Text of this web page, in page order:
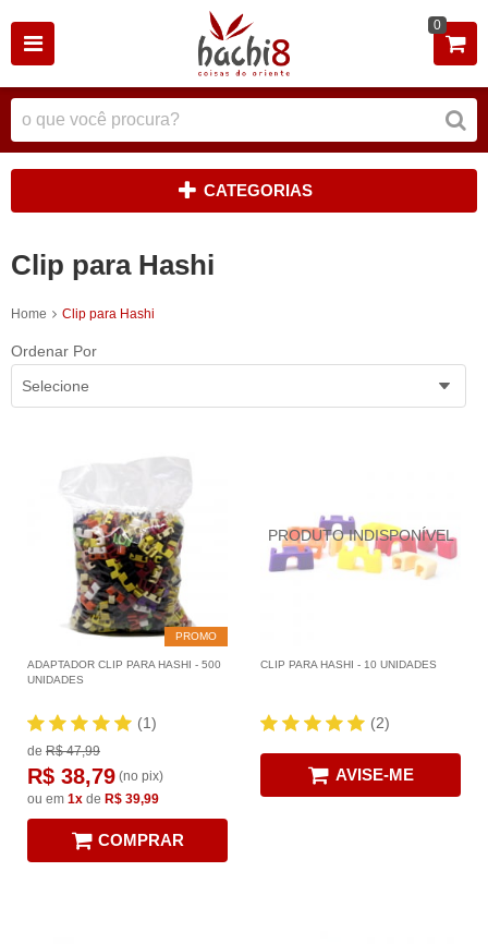
0
CATEGORIAS
Clip para Hashi
Home Clip para Hashi
Ordenar Por
Selecione
PROMO
ADAPTADOR CLIP PARA HASHI - 500
UNIDADES
(1)
de R$ 47,99
R$ 38,79 (no pix)
ou em 1x de R$ 39,99
COMPRAR
CLIP PARA HASHI - 10 UNIDADES
(2)
AVISE-ME